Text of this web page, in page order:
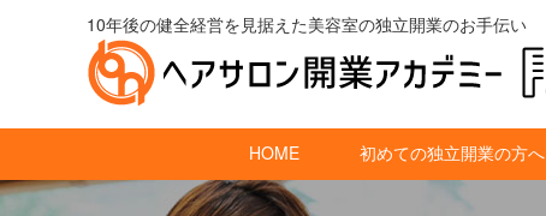
10年後の健全経営を見据えた美容室の独立開業のお手伝い
HOME 初めての独立開業の方へ